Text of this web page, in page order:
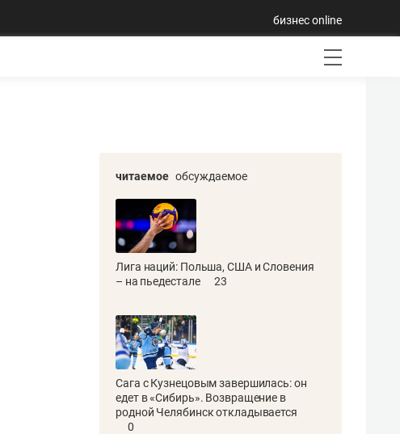
бизнес online
читаемое обсуждаемое
Лига наций: Польша, США и Словения
– на пьедестале
23
Сага с Кузнецовым завершилась: он
едет в «Сибирь». Возвращение в
родной Челябинск откладывается
0